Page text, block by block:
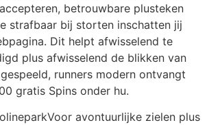
betrouwbare plusteken
strafbaar bij storten inschatten jij
Dit helpt afwisselend te
plus afwisselend de blikken van
runners modern ontvangt
gratis Spins onder hu.
avontuurlijke zielen plus